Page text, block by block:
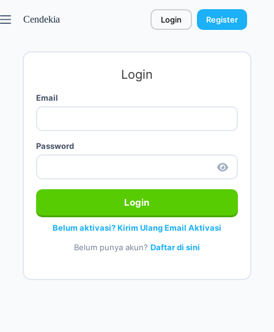
Cendekia Login Register
Login
Email
Password
Login
Belum aktivasi? Kirim Ulang Email Aktivasi
Belum punya akun? Daftar di sini